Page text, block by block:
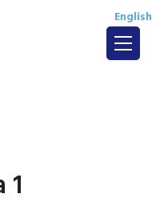
English
1